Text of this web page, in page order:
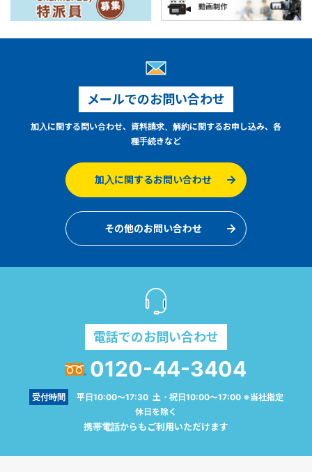
メールでのお問い合わせ
加入に関する問い合わせ、資料請求、解約に関するお申し込み、各
種手続きなど
加入に関するお問い合わせ
その他のお問い合わせ
電話でのお問い合わせ
0120-44-3404
受付時間
平日10:00～17:30 土・祝日10:00～17:00 ※当社指定
休日を除く
携帯電話からもご利用いただけます